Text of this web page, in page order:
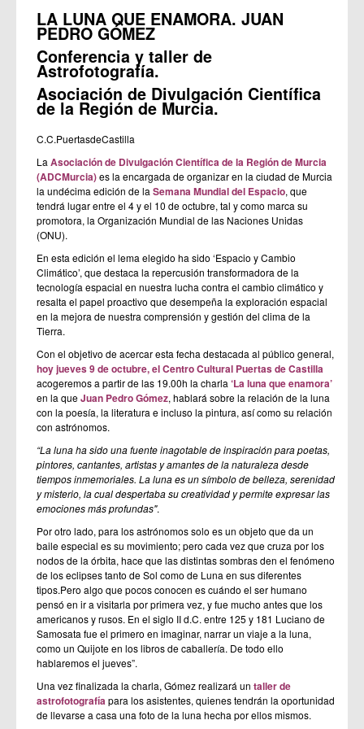
LA LUNA QUE ENAMORA. JUAN
PEDRO GÓMEZ
Conferencia y taller de
Astrofotografía.
Asociación de Divulgación Científica
de la Región de Murcia.
C.C.PuertasdeCastilla
La Asociación de Divulgación Científica de la Región de Murcia
(ADCMurcia)es la encargada de organizar en la ciudad de Murcia
la undécima edición de la Semana Mundial del Espacio, que
tendrá lugar entre el 4 y el 10 de octubre, tal y como marca su
promotora, la Organización Mundial de las Naciones Unidas
(ONU).
En esta edición el lema elegido ha sido ‘Espacio y Cambio
Climático’, que destaca la repercusión transformadora de la
tecnología espacial en nuestra lucha contra el cambio climático y
resalta el papel proactivo que desempeña la exploración espacial
en la mejora de nuestra comprensión y gestión del clima de la
Tierra.
Con el objetivo de acercar esta fecha destacada al público general,
hoy jueves 9 de octubre, el Centro Cultural Puertas de Castilla
acogeremos a partir de las 19.00h la charla ‘La luna que enamora’
en la queJuan Pedro Gómez, hablará sobre la relación de la luna
con la poesía, la literatura e incluso la pintura, así como su relación
con astrónomos.
“La luna ha sido una fuente inagotable de inspiración para poetas,
pintores, cantantes, artistas y amantes de la naturaleza desde
tiempos inmemoriales. La luna es un símbolo de belleza, serenidad
y misterio, la cual despertaba su creatividad y permite expresar las
emociones más profundas".
Por otro lado, para los astrónomos solo es un objeto que da un
baile especial es su movimiento; pero cada vez que cruza por los
nodos de la órbita, hace que las distintas sombras den el fenómeno
de los eclipses tanto de Sol como de Luna en sus diferentes
tipos.Pero algo que pocos conocen es cuándo el ser humano
pensó en ir a visitarla por primera vez, y fue mucho antes que los
americanos y rusos. En el siglo II d.C. entre 125 y 181 Luciano de
Samosata fue el primero en imaginar, narrar un viaje a la luna,
como un Quijote en los libros de caballería. De todo ello
hablaremos el jueves”.
Una vez finalizada la charla, Gómez realizará un taller de
astrofotografíapara los asistentes, quienes tendrán la oportunidad
de llevarse a casa una foto de la luna hecha por ellos mismos.